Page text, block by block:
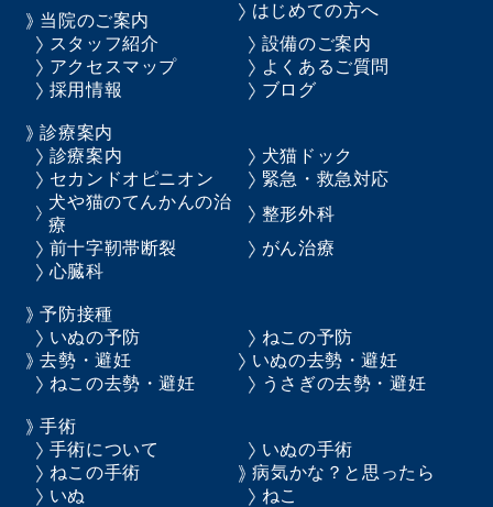
当院のご案内
はじめての方へ
スタッフ紹介
設備のご案内
アクセスマップ
よくあるご質問
採用情報
ブログ
診療案内
診療案内
犬猫ドック
セカンドオピニオン
緊急・救急対応
犬や猫のてんかんの治
療
整形外科
前十字靭帯断裂
がん治療
心臓科
予防接種
いぬの予防
ねこの予防
去勢・避妊
いぬの去勢・避妊
ねこの去勢・避妊
うさぎの去勢・避妊
手術
手術について
いぬの手術
ねこの手術
病気かな？と思ったら
いぬ
ねこ